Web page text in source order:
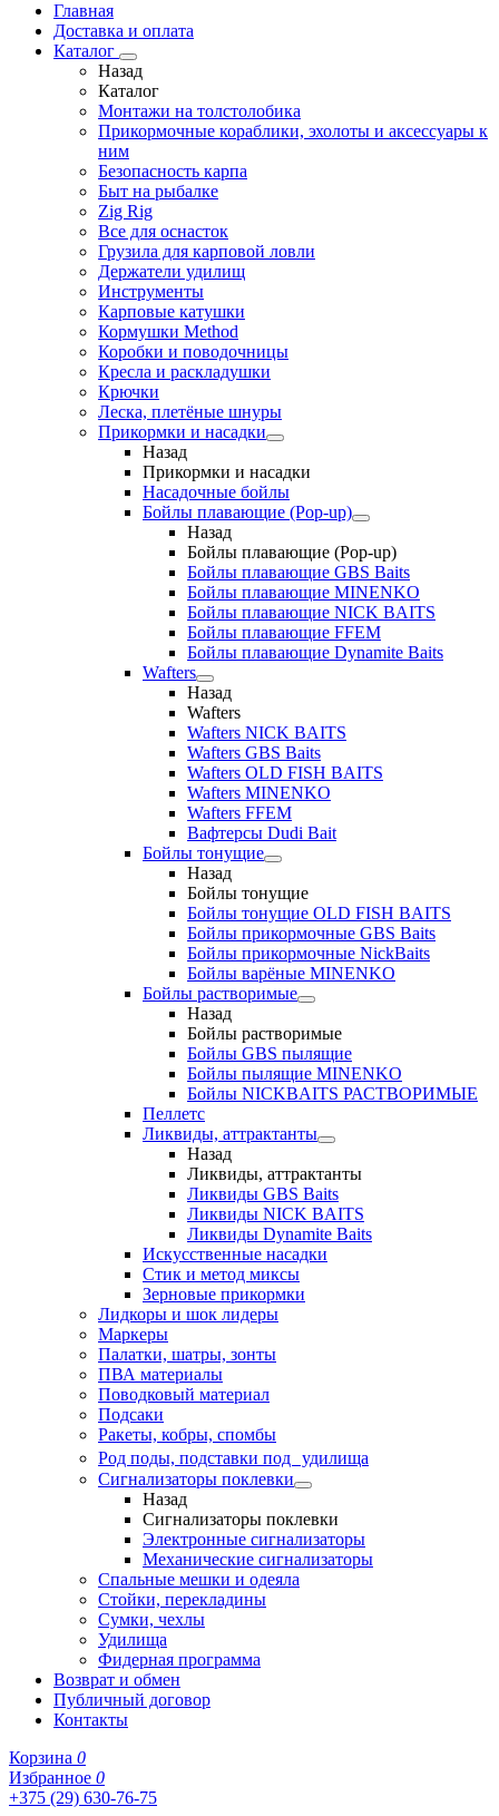
Главная
Доставка и оплата
Каталог
Назад
Каталог
Монтажи на толстолобика
Прикормочные кораблики, эхолоты и аксессуары к
ним
Безопасность карпа
Быт на рыбалке
Zig Rig
Все для оснасток
Грузила для карповой ловли
Держатели удилищ
Инструменты
Карповые катушки
Кормушки Method
Коробки и поводочницы
Кресла и раскладушки
Крючки
Леска, плетёные шнуры
Прикормки и насадки
Назад
Прикормки и насадки
Насадочные бойлы
Бойлы плавающие (Pop-up)
Назад
Бойлы плавающие (Pop-up)
Бойлы плавающие GBS Baits
Бойлы плавающие MINENKO
Бойлы плавающие NICK BAITS
Бойлы плавающие FFEM
Бойлы плавающие Dynamite Baits
Wafters
Назад
Wafters
Wafters NICK BAITS
Wafters GBS Baits
Wafters OLD FISH BAITS
Wafters MINENKO
Wafters FFEM
Вафтерсы Dudi Bait
Бойлы тонущие
Назад
Бойлы тонущие
Бойлы тонущие OLD FISH BAITS
Бойлы прикормочные GBS Baits
Бойлы прикормочные NickBaits
Бойлы варёные MINENKO
Бойлы растворимые
Назад
Бойлы растворимые
Бойлы GBS пылящие
Бойлы пылящие MINENKO
Бойлы NICKBAITS РАСТВОРИМЫЕ
Пеллетс
Ликвиды, аттрактанты
Назад
Ликвиды, аттрактанты
Ликвиды GBS Baits
Ликвиды NICK BAITS
Ликвиды Dynamite Baits
Искусственные насадки
Стик и метод миксы
Зерновые прикормки
Лидкоры и шок лидеры
Маркеры
Палатки, шатры, зонты
ПВА материалы
Поводковый материал
Подсаки
Ракеты, кобры, спомбы
Род поды, подставки под удилища
Сигнализаторы поклевки
Назад
Сигнализаторы поклевки
Электронные сигнализаторы
Механические сигнализаторы
Спальные мешки и одеяла
Стойки, перекладины
Сумки, чехлы
Удилища
Фидерная программа
Возврат и обмен
Публичный договор
Контакты
Корзина 0
Избранное 0
+375 (29) 630-76-75